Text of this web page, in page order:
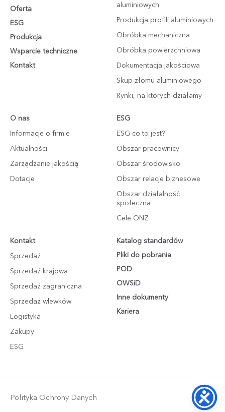
Oferta
ESG
Produkcja
Wsparcie techniczne
Kontakt
aluminiowych
Produkcja profili aluminiowych
Obróbka mechaniczna
Obróbka powierzchniowa
Dokumentacja jakościowa
Skup złomu aluminiowego
Rynki, na których działamy
O nas
Informacje o firmie
Aktualności
Zarządzanie jakością
Dotacje
ESG
ESG co to jest?
Obszar pracownicy
Obszar środowisko
Obszar relacje biznesowe
Obszar działalność
społeczna
Cele ONZ
Kontakt
Sprzedaż
Sprzedaż krajowa
Sprzedaż zagraniczna
Sprzedaż wlewków
Logistyka
Zakupy
ESG
Katalog standardów
Pliki do pobrania
POD
OWSiD
Inne dokumenty
Kariera
Polityka Ochrony Danych